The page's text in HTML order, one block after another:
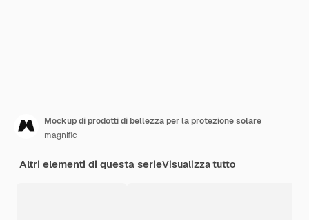
Mockup di prodotti di bellezza per la protezione solare
magnific
Altri elementi di questa serieVisualizza tutto